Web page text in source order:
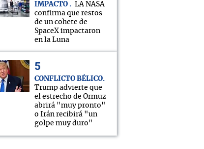
IMPACTO
LA NASA
confirma que restos
de un cohete de
SpaceX impactaron
en la Luna
CONFLICTO BÉLICO
Trump advierte que
el estrecho de Ormuz
abrirá "muy pronto"
o Irán recibirá "un
golpe muy duro"